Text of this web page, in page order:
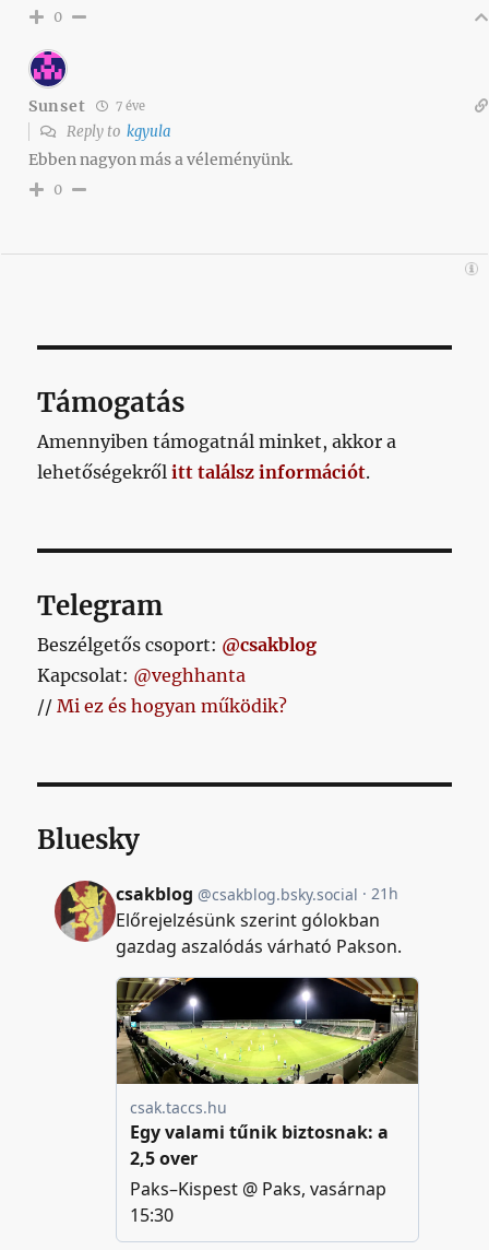
0
Sunset 7 éve
Reply to kgyula
Ebben nagyon más a véleményünk.
0
Támogatás
Amennyiben támogatnál minket, akkor a
lehetőségekrőlitt találsz információt.
Telegram
Beszélgetős csoport: @csakblog
Kapcsolat: @veghhanta
//Mi ez és hogyan működik?
Bluesky